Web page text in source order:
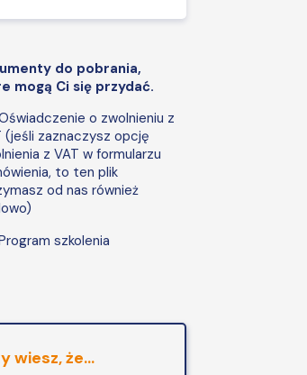
do pobrania,
mogą Ci się przydać.
o zwolnieniu z
(jeśli zaznaczysz opcję
z VAT w formularzu
to ten plik
od nas również
szkolenia
wiesz, że...